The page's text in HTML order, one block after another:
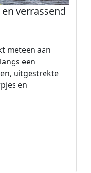
verrassend
meteen aan
een
uitgestrekte
en